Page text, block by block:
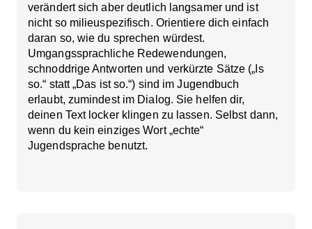
verändert sich aber deutlich langsamer und ist
nicht so milieuspezifisch. Orientiere dich einfach
daran so, wie du sprechen würdest.
Umgangssprachliche Redewendungen,
schnoddrige Antworten und verkürzte Sätze („Is
so.“ statt „Das ist so.“) sind im Jugendbuch
erlaubt, zumindest im Dialog. Sie helfen dir,
deinen Text locker klingen zu lassen. Selbst dann,
wenn du kein einziges Wort „echte“
Jugendsprache benutzt.